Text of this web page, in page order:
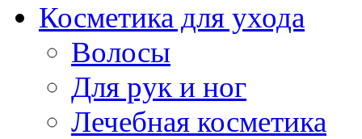
Косметика для ухода
Волосы
Для рук и ног
Лечебная косметика